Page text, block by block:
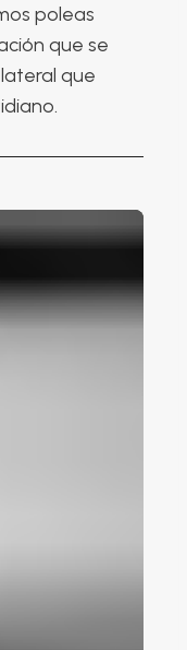
poleas
que se
que